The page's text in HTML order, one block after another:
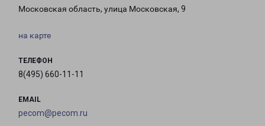
Московская область, улица Московская, 9
на карте
ТЕЛЕФОН
8(495) 660-11-11
EMAIL
pecom@pecom.ru